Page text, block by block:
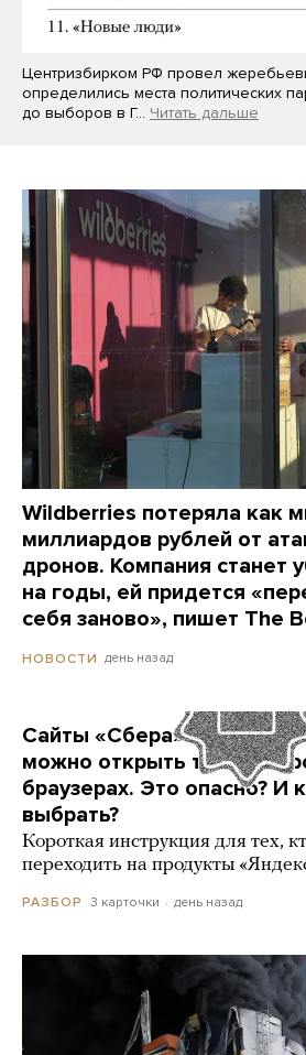
Центризбирком РФ провел
определились места политических
до выборов в Г… Читать дальше
Wildberries потеряла как
миллиардов рублей от
дронов. Компания станет
на годы, ей придется
себя заново», пишет The
НОВОСТИ день назад
Сайты «Сбера» и других
можно открыть только в
браузерах. Это опасно? И
выбрать?
Короткая инструкция для тех,
переходить на продукты
РАЗБОР 3 карточки день назад